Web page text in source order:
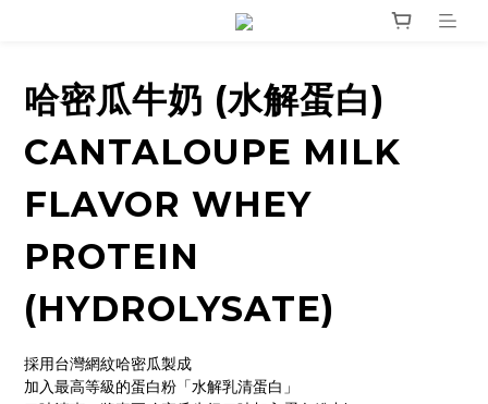
哈密瓜牛奶 (水解蛋白)
CANTALOUPE MILK
FLAVOR WHEY
PROTEIN
(HYDROLYSATE)
採用台灣網紋哈密瓜製成
加入最高等級的蛋白粉「水解乳清蛋白」